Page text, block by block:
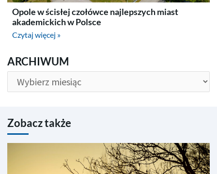
Opole w ścisłej czołówce najlepszych miast
akademickich w Polsce
Czytaj więcej »
ARCHIWUM
ARCHIWUM
Zobacz także